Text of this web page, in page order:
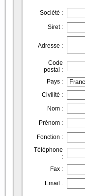
Société :
Siret :
Adresse :
Code
postal :
Pays :
Civilité :
Nom :
Prénom :
Fonction :
Téléphone
:
Fax :
Email :